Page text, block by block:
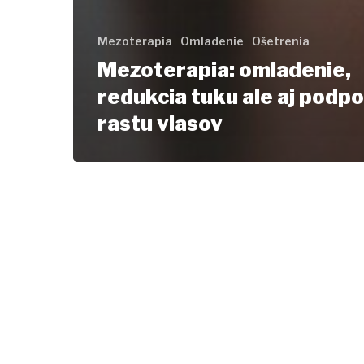
Mezoterapia Omladenie Ošetrenia
Mezoterapia: omladenie,
redukcia tuku ale aj
rastu vlasov